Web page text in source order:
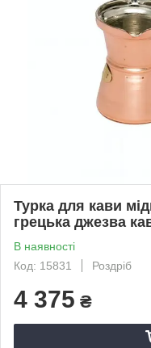
Турка для кави
грецька джезва
В наявності
Код: 15831
Роздріб
4 375 ₴